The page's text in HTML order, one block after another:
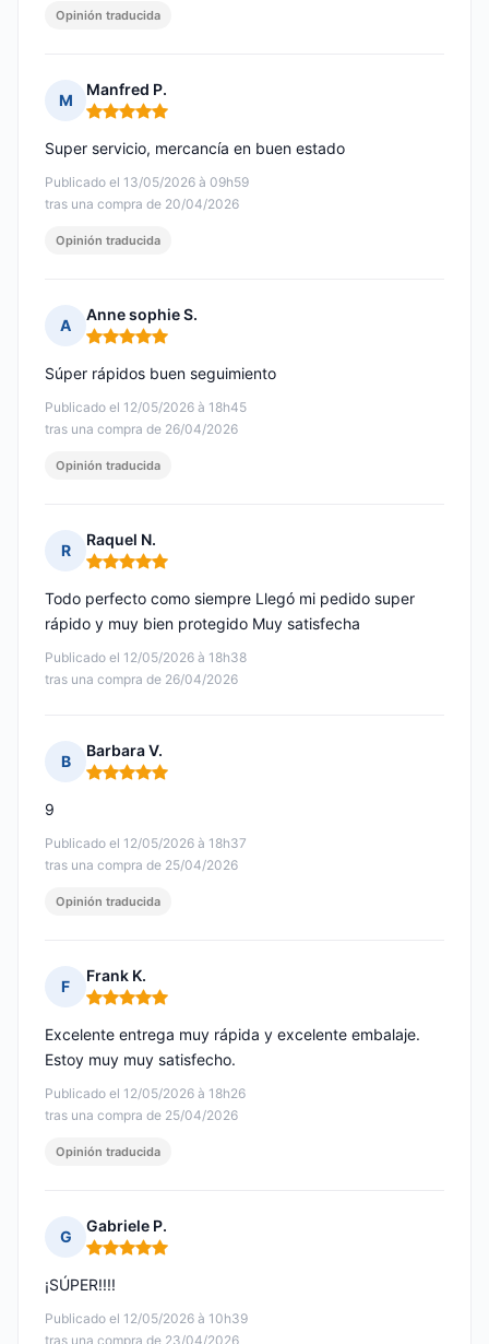
Opinión traducida
M
Manfred P.
Nota: 5 de 5
Publicado el 13/05/2026 à 09h59
tras una compra de 20/04/2026
Super servicio, mercancía en buen estado
Opinión traducida
A
Anne sophie S.
Nota: 5 de 5
Publicado el 12/05/2026 à 18h45
tras una compra de 26/04/2026
Súper rápidos buen seguimiento
Opinión traducida
R
Raquel N.
Nota: 5 de 5
Publicado el 12/05/2026 à 18h38
tras una compra de 26/04/2026
Todo perfecto como siempre Llegó mi pedido super
rápido y muy bien protegido Muy satisfecha
B
Barbara V.
Nota: 5 de 5
Publicado el 12/05/2026 à 18h37
tras una compra de 25/04/2026
9
Opinión traducida
F
Frank K.
Nota: 5 de 5
Publicado el 12/05/2026 à 18h26
tras una compra de 25/04/2026
Excelente entrega muy rápida y excelente embalaje.
Estoy muy muy satisfecho.
Opinión traducida
G
Gabriele P.
Nota: 5 de 5
Publicado el 12/05/2026 à 10h39
tras una compra de 23/04/2026
¡SÚPER!!!!